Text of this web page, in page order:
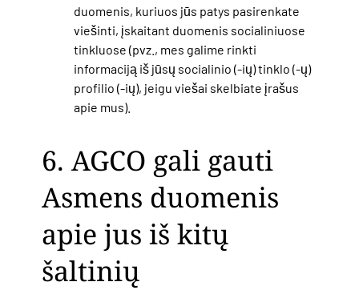
duomenis, kuriuos jūs patys pasirenkate
viešinti, įskaitant duomenis socialiniuose
tinkluose (pvz., mes galime rinkti
informaciją iš jūsų socialinio (-ių) tinklo (-ų)
profilio (-ių), jeigu viešai skelbiate įrašus
apie mus).
6. AGCO gali gauti
Asmens duomenis
apie jus iš kitų
šaltinių